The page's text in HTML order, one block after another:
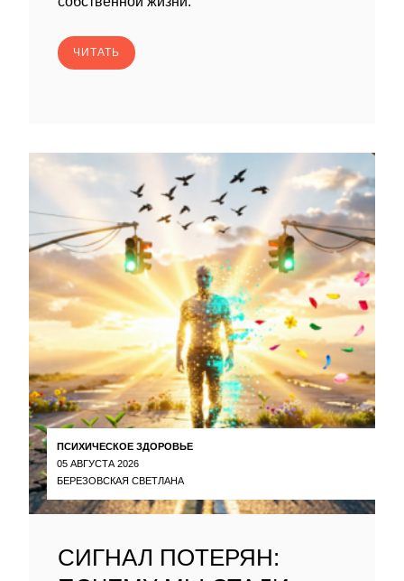
ЧИТАТЬ
ПСИХИЧЕСКОЕ ЗДОРОВЬЕ
05 АВГУСТА 2026
БЕРЕЗОВСКАЯ СВЕТЛАНА
СИГНАЛ ПОТЕРЯН: